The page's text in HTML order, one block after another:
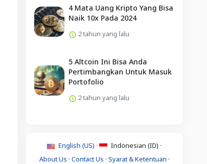
4 Mata Uang Kripto Yang Bisa
Naik 10x Pada 2024
2 tahun yang lalu
5 Altcoin Ini Bisa Anda
Pertimbangkan Untuk Masuk
Portofolio
2 tahun yang lalu
English (US) ·
Indonesian (ID) ·
About Us · Contact Us · Syarat & Ketentuan ·